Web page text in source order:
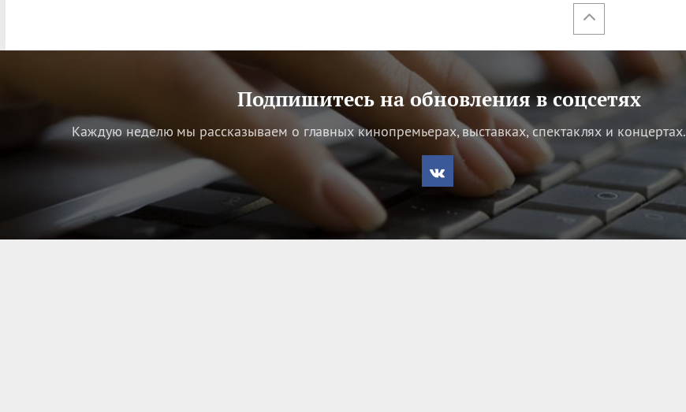
Подпишитесь на обновления в соцсетях
Каждую неделю мы рассказываем о главных кинопремьерах, выставках, спектаклях и концертах.